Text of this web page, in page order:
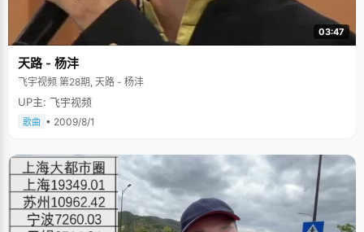
03:47
天路 - 杨沣
飞宇视频 第28期, 天路 - 杨沣
UP主: 飞宇视频
歌曲 • 2009/8/1